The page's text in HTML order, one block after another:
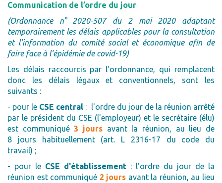
Communication de l’ordre du jour
(Ordonnance n° 2020-507 du 2 mai 2020 adaptant
temporairement les délais applicables pour la consultation
et l'information du comité social et économique afin de
faire face à l'épidémie de covid-19)
Les délais raccourcis par l'ordonnance, qui remplacent
donc les délais légaux et conventionnels, sont les
suivants :
- pour le CSE central : l'ordre du jour de la réunion arrêté
par le président du CSE (l'employeur) et le secrétaire (élu)
est communiqué3 jours avant la réunion, au lieu de
8 jours habituellement (art. L 2316-17 du code du
travail) ;
- pour le CSE d'établissement : l'ordre du jour de la
réunion est communiqué 2 jours avant la réunion, au lieu